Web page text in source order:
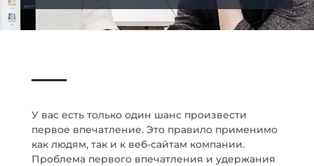
У вас есть только один шанс произвести
первое впечатление. Это правило применимо
как людям, так и к веб-сайтам компании.
Проблема первого впечатления и удержания